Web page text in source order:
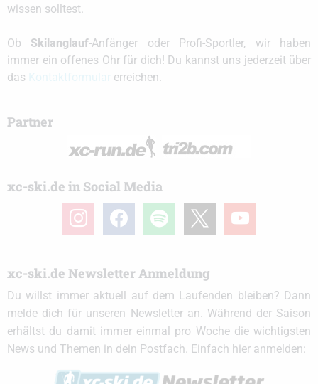
wissen solltest.
Ob Skilanglauf-Anfänger oder Profi-Sportler, wir haben
immer ein offenes Ohr für dich! Du kannst uns jederzeit über
das
erreichen.
Partner
xc-ski.de in Social Media
instagramfacebook spotify youtube
xc-ski.de Newsletter Anmeldung
Du willst immer aktuell auf dem Laufenden bleiben? Dann
melde dich für unseren Newsletter an. Während der Saison
erhältst du damit immer einmal pro Woche die wichtigsten
News und Themen in dein Postfach. Einfach hier anmelden: